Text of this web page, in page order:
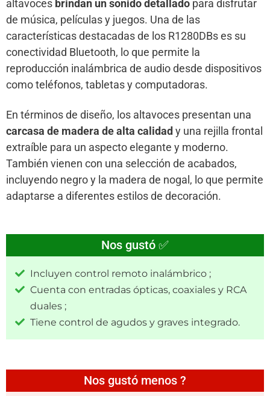
altavoces brindan un sonido detallado para disfrutar
de música, películas y juegos. Una de las
características destacadas de los R1280DBs es su
conectividad Bluetooth, lo que permite la
reproducción inalámbrica de audio desde dispositivos
como teléfonos, tabletas y computadoras.
En términos de diseño, los altavoces presentan una
carcasa de madera de alta calidad y una rejilla frontal
extraíble para un aspecto elegante y moderno.
También vienen con una selección de acabados,
incluyendo negro y la madera de nogal, lo que permite
adaptarse a diferentes estilos de decoración.
Nos gustó ✅
Incluyen control remoto inalámbrico ;
Cuenta con entradas ópticas, coaxiales y RCA
duales ;
Tiene control de agudos y graves integrado.
Nos gustó menos ?